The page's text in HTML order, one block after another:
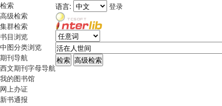
检索
高级检索
集群检索
书目浏览
中图分类浏览
期刊导航
西文期刊字母导航
我的图书馆
网上办证
新书通报
语言: 登录